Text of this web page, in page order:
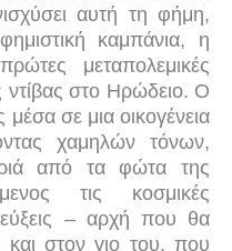
αυτή τη φήμη,
καμπάνια, η
μεταπολεμικές
ντίβας στο Ηρώδειο. Ο
σε μια οικογένεια
χαμηλών τόνων,
από τα φώτα της
τις κοσμικές
– αρχή που θα
και στον γιο του, που